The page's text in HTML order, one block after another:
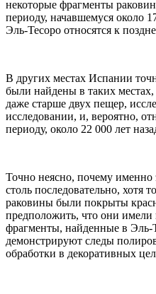
некоторые фрагменты
периоду, начавшемуся около
Эль-Тесоро относятся к
В других местах Испании
были найдены в таких
даже старше двух пещер,
исследовании, и, вероятно,
периоду, около 22 000 лет
Точно неясно, почему
столь последовательно, хотя
раковины были покрыты
предположить, что они имели
фрагменты, найденные в
демонстрируют следы
обработки в декоративных